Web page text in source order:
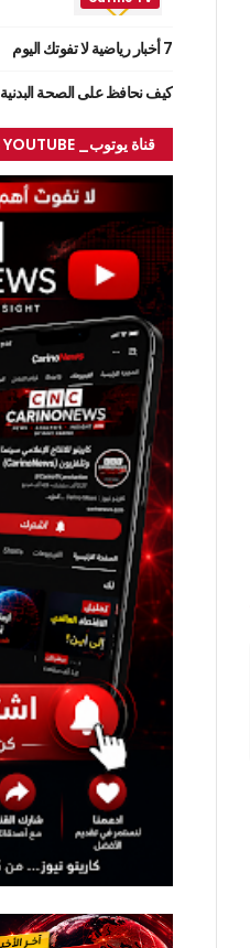
7 أخبار رياضية لا تفوتك اليوم
كيف نحافظ على الصحة البدنية
قناة يوتوب_ CHAÎNE YOUTUBE